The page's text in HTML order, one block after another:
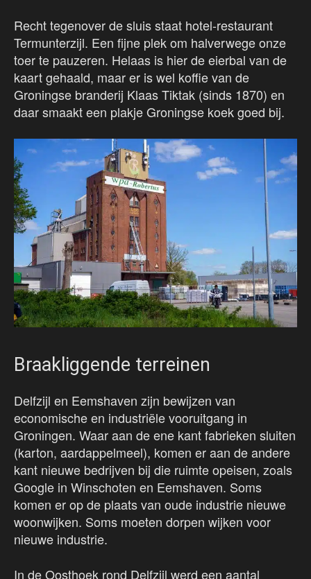
Recht tegenover de sluis staat hotel-restaurant
Termunterzijl. Een fijne plek om halverwege onze
toer te pauzeren. Helaas is hier de eierbal van de
kaart gehaald, maar er is wel koffie van de
Groningse branderij Klaas Tiktak (sinds 1870) en
daar smaakt een plakje Groningse koek goed bij.
Braakliggende terreinen
Delfzijl en Eemshaven zijn bewijzen van
economische en industriële vooruitgang in
Groningen. Waar aan de ene kant fabrieken sluiten
(karton, aardappelmeel), komen er aan de andere
kant nieuwe bedrijven bij die ruimte opeisen, zoals
Google in Winschoten en Eemshaven. Soms
komen er op de plaats van oude industrie nieuwe
woonwijken. Soms moeten dorpen wijken voor
nieuwe industrie.
In de Oosthoek rond Delfzijl werd een aantal